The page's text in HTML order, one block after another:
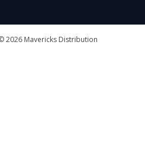
2026 Mavericks Distribution